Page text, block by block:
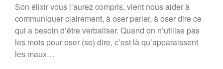
Son élixir vous l’aurez compris, vient nous aider à
communiquer clairement, à oser parler, à oser dire ce
qui a besoin d’être verbaliser. Quand on n’utilise pas
les mots pour oser (se) dire, c’est là qu’apparaissent
les maux…